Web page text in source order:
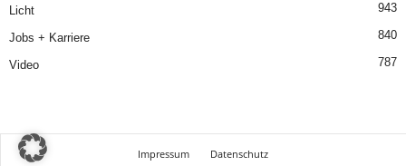
Licht 943
Jobs + Karriere 840
Video 787
Impressum Datenschutz